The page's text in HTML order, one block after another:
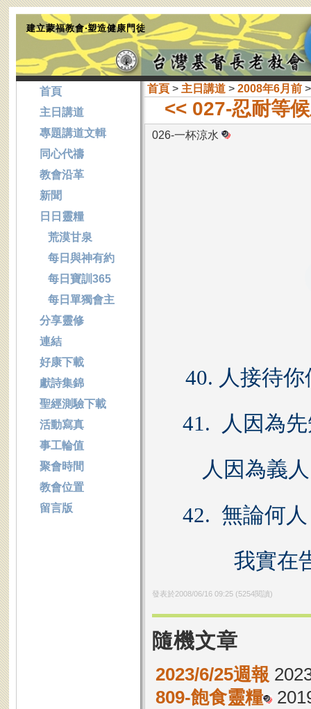
建立蒙福教會‧塑造健康門徒
首頁> 主日講道> 2008年6月前>
<< 027-忍耐等
026-一杯涼水
40. 人接待
41.
人因為
人因為義
42. 無論何
我實在
發表於2008/06/16 09:25(5254閱讀)
隨機文章
2023/6/25週報
809-飽食靈糧
首頁
主日講道
專題講道文輯
同心代禱
教會沿革
新聞
日日靈糧
荒漠甘泉
每日與神有約
每日寶訓365
每日單獨會主
分享靈修
連結
好康下載
獻詩集錦
聖經測驗下載
活動寫真
事工輪值
聚會時間
教會位置
留言版